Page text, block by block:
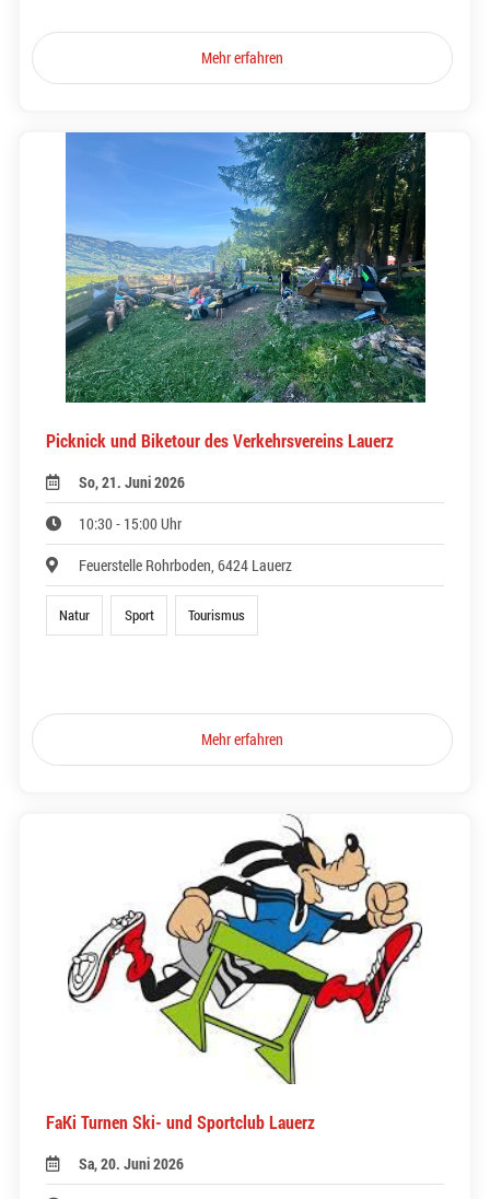
Mehr erfahren
Picknick und Biketour des Verkehrsvereins Lauerz
So, 21. Juni 2026
10:30 - 15:00 Uhr
Feuerstelle Rohrboden, 6424 Lauerz
Natur Sport Tourismus
Mehr erfahren
FaKi Turnen Ski- und Sportclub Lauerz
Sa, 20. Juni 2026